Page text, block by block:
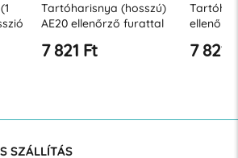
Tartóharisnya (hosszú)
AE20 ellenőrző furattal
7 821 Ft 7 821
SZÁLLÍTÁS